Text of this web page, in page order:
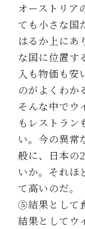
オーストリア
ても小さな国
はるか上にあ
な国に位置す
入も物価も安
のがよくわか
そんな中でウ
もレストラン
い。今の異常
般に、日本の
いか。それほ
て高いのだ。
⑤結果として
結果としてウ